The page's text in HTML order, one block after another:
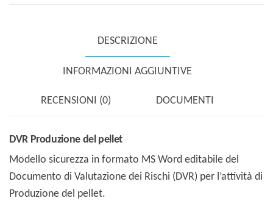
DESCRIZIONE
INFORMAZIONI AGGIUNTIVE
RECENSIONI (0) DOCUMENTI
DVR Produzione del pellet
Modello sicurezza in formato MS Word editabile del
Documento di Valutazione dei Rischi (DVR) per l’attività di
Produzione del pellet.